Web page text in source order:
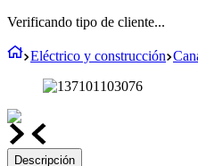
Verificando tipo de cliente...
Eléctrico y construcción
Descripción